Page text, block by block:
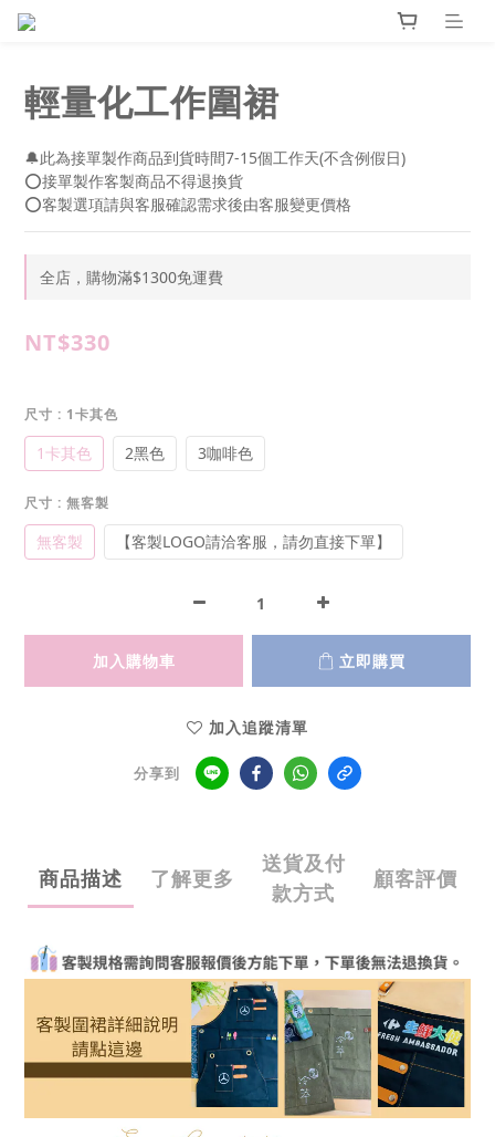
輕量化工作圍裙
🔔此為接單製作商品到貨時間7-15個工作天(不含例假日)
⭕接單製作客製商品不得退換貨
⭕客製選項請與客服確認需求後由客服變更價格
全店，購物滿$1300免運費
NT$330
尺寸 : 1卡其色
1卡其色 2黑色 3咖啡色
尺寸 : 無客製
無客製 【客製LOGO請洽客服，請勿直接下單】
加入購物車 立即購買
加入追蹤清單
分享到
商品描述 了解更多
送貨及付
款方式
顧客評價